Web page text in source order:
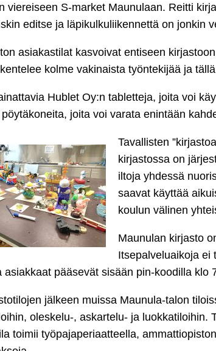
viereiseen S-market Maunulaan. Reitti
editse ja läpikulkuliikennettä on jonkin
asiakastilat kasvoivat entiseen
kolme vakinaista työntekijää ja
Hublet Oy:n tabletteja, joita voi
joita voi varata enintään
Tavallisten
kirjastossa on
iltoja yhdessä
saavat käyttää
koulun välinen
Maunulan kirjasto
Itsepalveluaikoja ei
asiakkaat pääsevät sisään pin-koodilla klo
jälkeen muissa Maunula-talon
oleskelu-, askartelu- ja luokkatiloihin.
toimii työpajaperiaatteella,